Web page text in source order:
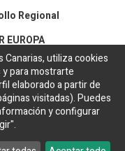
Regional
EUROPA
S.L.
utiliza cookies
para mostrarte
elaborado a partir de
visitadas). Puedes
y configurar